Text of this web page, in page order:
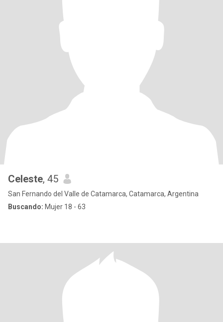
Celeste, 45
San Fernando del Valle de Catamarca, Catamarca, Argentina
Buscando: Mujer 18 - 63